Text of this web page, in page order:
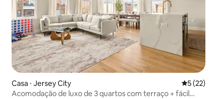
Casa ⋅ Jersey City 5 de uma
5 (22)
Acomodação de luxo de 3 quartos com terraço + fácil